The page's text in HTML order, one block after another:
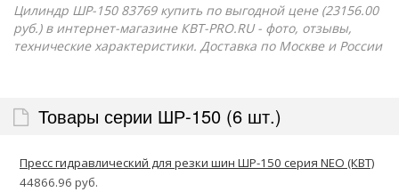
Цилиндр ШР-150 83769 купить по выгодной цене (23156.00
руб.) в интернет-магазине КВТ-PRO.RU - фото, отзывы,
технические характеристики. Доставка по Москве и России
Товары серии ШР-150 (6 шт.)
Пресс гидравлический для резки шин ШР-150 серия NEO (КВТ)
44866.96 руб.